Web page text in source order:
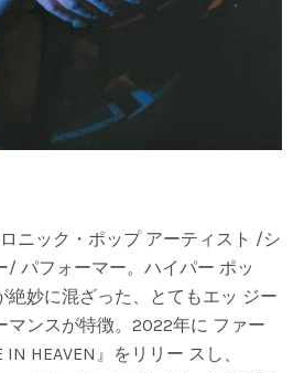
ニック・ポップ アーティスト /シ
/ パフォーマー。ハイパー ポッ
絶妙に混ざった、とてもエッ ジー
マンスが特徴。2022年に ファー
HEAVEN』をリリー スし、